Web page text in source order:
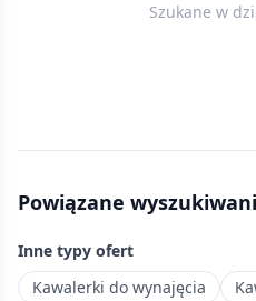
sprawdzą
jako
nieruchomość
lub
Szukane w
Powiązane
Inne typy ofert
Kawalerki do wynajęcia